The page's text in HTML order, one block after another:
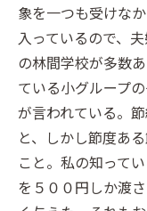
象を一つも受けな
入っているので、
の林間学校が多数
ている小グループ
が言われている。
と、しかし節度あ
こと。私の知って
を５００円しか渡